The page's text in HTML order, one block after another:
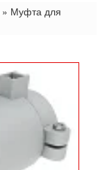
» Муфта для